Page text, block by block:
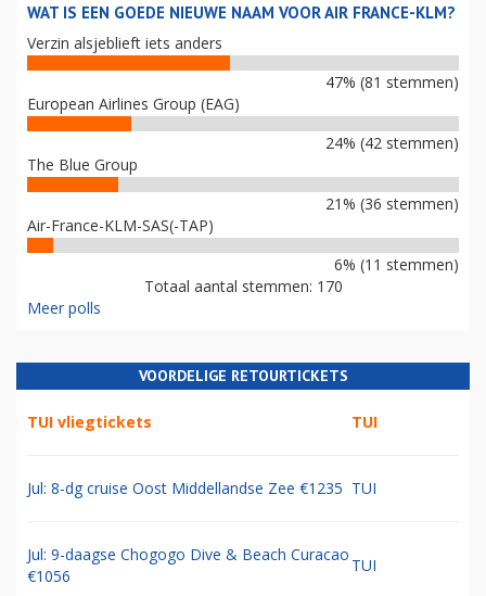
WAT IS EEN GOEDE NIEUWE NAAM VOOR AIR FRANCE-KLM?
Verzin alsjeblieft iets anders
47% (81 stemmen)
European Airlines Group (EAG)
24% (42 stemmen)
The Blue Group
21% (36 stemmen)
Air-France-KLM-SAS(-TAP)
6% (11 stemmen)
Totaal aantal stemmen: 170
Meer polls
VOORDELIGE RETOURTICKETS
TUI vliegtickets TUI
Jul: 8-dg cruise Oost Middellandse Zee €1235 TUI
Jul: 9-daagse Chogogo Dive & Beach Curacao
€1056
TUI